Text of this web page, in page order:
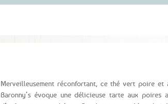
Merveilleusement réconfortant, ce thé vert poire et
Baronny’s évoque une délicieuse tarte aux poires